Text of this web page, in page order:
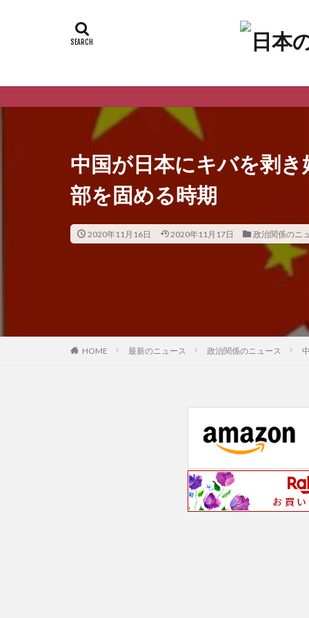
中国が日本にキバを剥
部を固める時期
2020年11月16日 2020年11月17日 政治関係のニ
HOME 最新のニュース 政治関係のニュース